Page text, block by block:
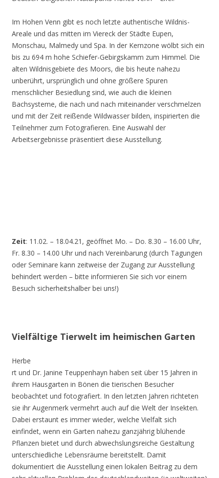
Im Hohen Venn gibt es noch letzte authentische Wildnis-
Areale und das mitten im Viereck der Städte Eupen,
Monschau, Malmedy und Spa. In der Kernzone wölbt sich ein
bis zu 694 m hohe Schiefer-Gebirgskamm zum Himmel. Die
alten Wildnisgebiete des Moors, die bis heute nahezu
unberührt, ursprünglich und ohne größere Spuren
menschlicher Besiedlung sind, wie auch die kleinen
Bachsysteme, die nach und nach miteinander verschmelzen
und mit der Zeit reißende Wildwasser bilden, inspirierten die
Teilnehmer zum Fotografieren. Eine Auswahl der
Arbeitsergebnisse präsentiert diese Ausstellung.
Zeit: 11.02. – 18.04.21, geöffnet Mo. – Do. 8.30 – 16.00 Uhr,
Fr. 8.30 – 14.00 Uhr und nach Vereinbarung (durch Tagungen
oder Seminare kann zeitweise der Zugang zur Ausstellung
behindert werden – bitte informieren Sie sich vor einem
Besuch sicherheitshalber bei uns!)
Vielfältige Tierwelt im heimischen Garten
Herbe
rt und Dr. Janine Teuppenhayn haben seit über 15 Jahren in
ihrem Hausgarten in Bönen die tierischen Besucher
beobachtet und fotografiert. In den letzten Jahren richteten
sie ihr Augenmerk vermehrt auch auf die Welt der Insekten.
Dabei erstaunt es immer wieder, welche Vielfalt sich
einfindet, wenn ein Garten nahezu ganzjährig blühende
Pflanzen bietet und durch abwechslungsreiche Gestaltung
unterschiedliche Lebensräume bereitstellt. Damit
dokumentiert die Ausstellung einen lokalen Beitrag zu dem